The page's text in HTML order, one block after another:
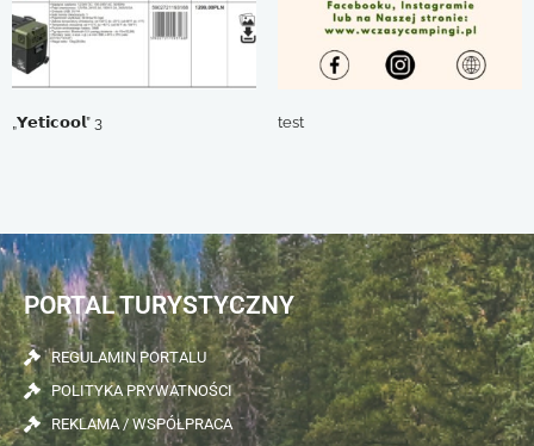
„𝗬𝗲𝘁𝗶𝗰𝗼𝗼𝗹” 3 test
PORTAL TURYSTYCZNY
REGULAMIN PORTALU
POLITYKA PRYWATNOŚCI
REKLAMA / WSPÓŁPRACA